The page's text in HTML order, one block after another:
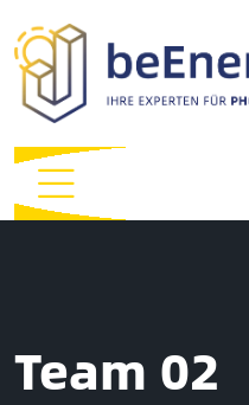
Team 02